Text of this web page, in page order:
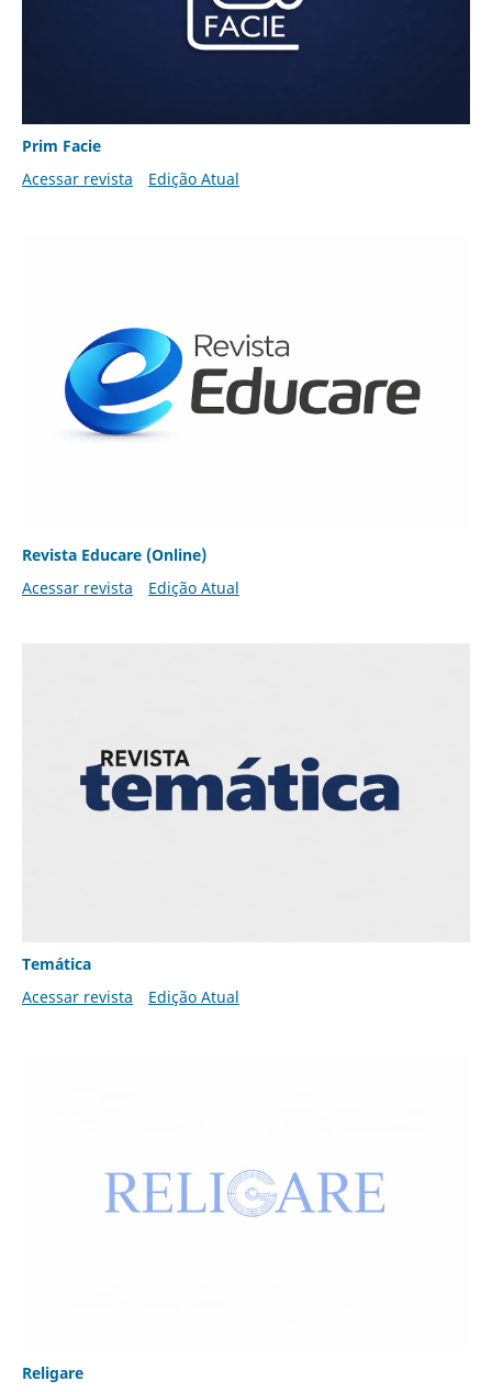
Prim Facie
Acessar revista
Edição Atual
Revista Educare (Online)
Acessar revista
Edição Atual
Temática
Acessar revista
Edição Atual
Religare